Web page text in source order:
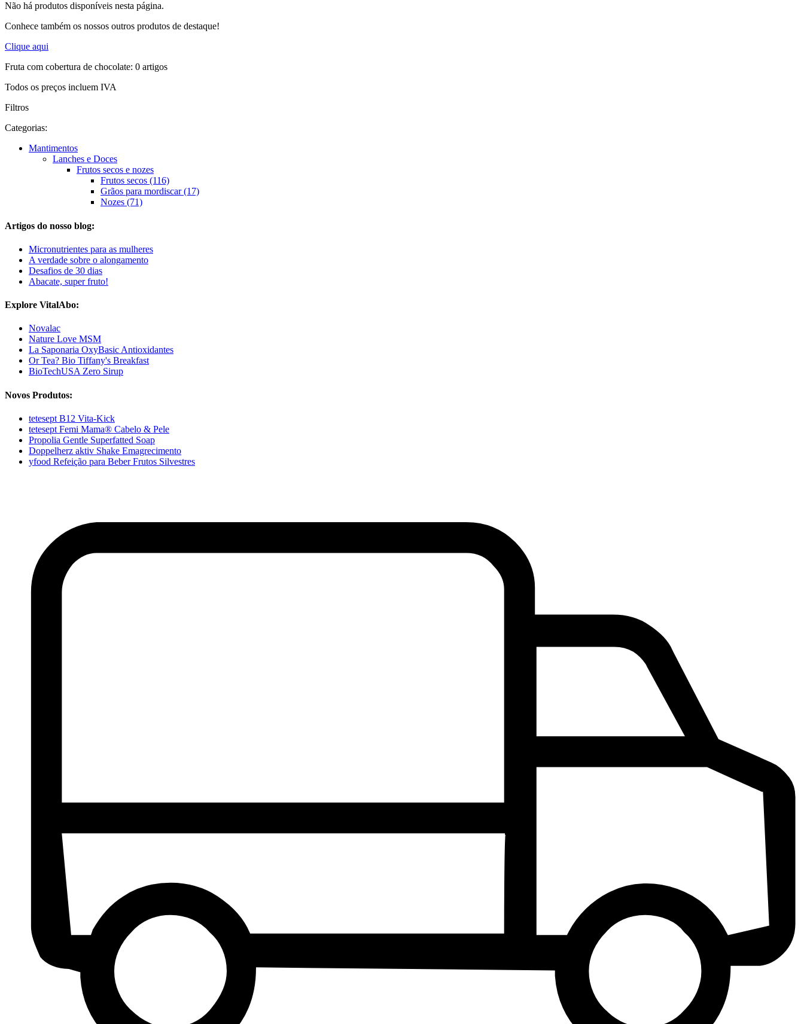
Não há produtos disponíveis nesta página.
Conhece também os nossos outros produtos de destaque!
Clique aqui
Fruta com cobertura de chocolate: 0 artigos
Todos os preços incluem IVA
Filtros
Categorias:
Mantimentos
Lanches e Doces
Frutos secos e nozes
Frutos secos (116)
Grãos para mordiscar (17)
Nozes (71)
Artigos do nosso blog:
Micronutrientes para as mulheres
A verdade sobre o alongamento
Desafios de 30 dias
Abacate, super fruto!
Explore VitalAbo:
Novalac
Nature Love MSM
La Saponaria OxyBasic Antioxidantes
Or Tea? Bio Tiffany's Breakfast
BioTechUSA Zero Sirup
Novos Produtos:
tetesept B12 Vita-Kick
tetesept Femi Mama® Cabelo & Pele
Propolia Gentle Superfatted Soap
Doppelherz aktiv Shake Emagrecimento
yfood Refeição para Beber Frutos Silvestres